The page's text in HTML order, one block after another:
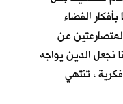
الفضاء
عن
نجعل الدين يواجه
، تنتهي